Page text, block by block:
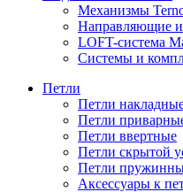
Механизмы
Направляющие
LOFT-cистема
Системы и
Петли
Петли
Петли
Петли ввертные
Петли скрытой
Петли
Аксессуары к